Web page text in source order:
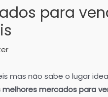
para
mas não sabe o lugar
melhores mercados para